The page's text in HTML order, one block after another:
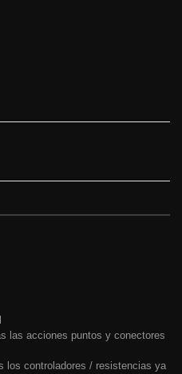
las acciones puntos y conectores
los controladores / resistencias ya